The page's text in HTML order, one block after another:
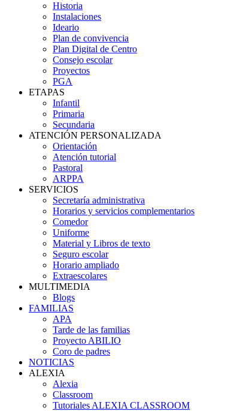
Historia
Instalaciones
Ideario
Plan de convivencia
Plan Digital de Centro
Consejo escolar
Proyectos
PGA
ETAPAS
Infantil
Primaria
Secundaria
ATENCIÓN PERSONALIZADA
Orientación
Atención tutorial
Pastoral
ARPPA
SERVICIOS
Secretaría administrativa
Horarios y servicios complementarios
Comedor
Uniforme
Material y Libros de texto
Seguro escolar
Horario ampliado
Extraescolares
MULTIMEDIA
Blogs
FAMILIAS
APA
Tarde de las familias
Proyecto ABILIO
Coro de padres
NOTICIAS
ALEXIA
Alexia
Classroom
Tutoriales ALEXIA CLASSROOM